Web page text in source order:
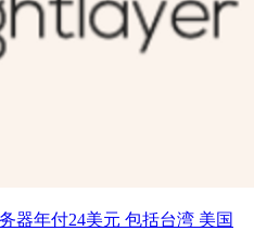
器年付24美元 包括台湾 美国